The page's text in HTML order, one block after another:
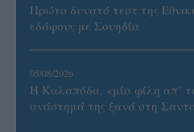
Πρώτο δυνατό τεστ της
εδάφους με Σουηδία
05/08/2026
Η Καλαπόδα, «μία φίλη απ’
ανάστημά της ξανά στη